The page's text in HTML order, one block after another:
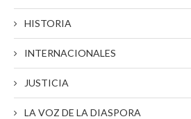
HISTORIA
INTERNACIONALES
JUSTICIA
LA VOZ DE LA DIASPORA